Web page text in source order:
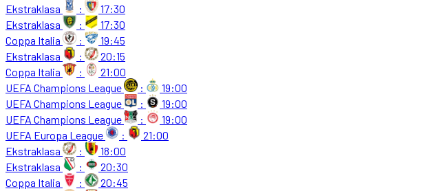
Ekstraklasa
:
17:30
Ekstraklasa
:
17:30
Coppa Italia
:
19:45
Ekstraklasa
:
20:15
Coppa Italia
:
21:00
UEFA Champions League
:
19:00
UEFA Champions League
:
19:00
UEFA Champions League
:
19:00
UEFA Europa League
:
21:00
Ekstraklasa
:
18:00
Ekstraklasa
:
20:30
Coppa Italia
:
20:45